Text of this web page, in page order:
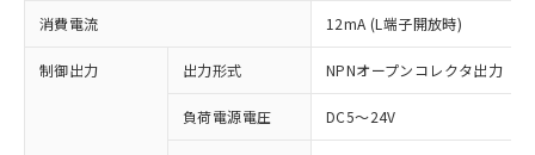
消費電流 12mA (L端子開放時)
制御出力 出力形式 NPNオープンコレクタ出力
負荷電源電圧 DC5～24V
※1 対応状況
対応済み：EU RoHS指令（10物質）の
非含有に対応した製品が提供可能な商品で
対応予定：EU RoHS指令（10物質）の非含